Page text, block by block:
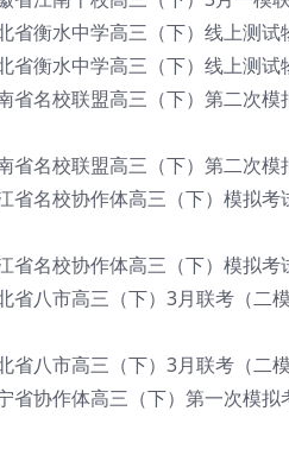
衡水中学高三（下）线上测
衡水中学高三（下）线上测
名校联盟高三（下）第二次模
名校联盟高三（下）第二次
名校协作体高三（下）模拟考
名校协作体高三（下）模拟
八市高三（下）3月联考（二
八市高三（下）3月联考（二
协作体高三（下）第一次模拟